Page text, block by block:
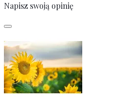
Napisz swoją opinię